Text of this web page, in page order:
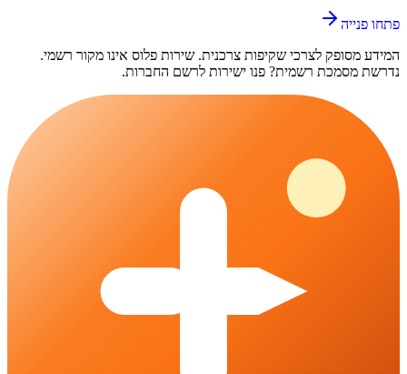
פתחו פנייה
המידע מסופק לצרכי שקיפות צרכנית. שירות פלוס אינו מקור רשמי.
נדרשת מסמכת רשמית? פנו ישירות לרשם החברות.